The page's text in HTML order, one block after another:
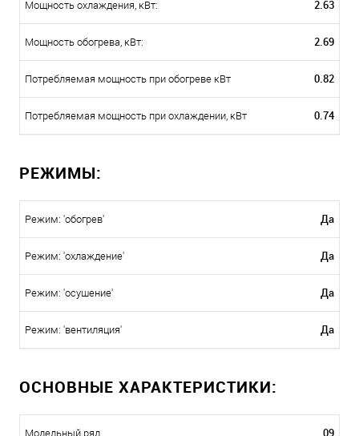
Мощность охлаждения, кВт: 2.63
Мощность обогрева, кВт: 2.69
Потребляемая мощность при обогреве кВт 0.82
Потребляемая мощность при охлаждении, кВт 0.74
РЕЖИМЫ:
Режим: 'обогрев' Да
Режим: 'охлаждение' Да
Режим: 'осушение' Да
Режим: 'вентиляция' Да
ОСНОВНЫЕ ХАРАКТЕРИСТИКИ:
Модельный ряд 09